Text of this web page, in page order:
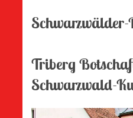
Schwarzwälder-
Triberg
Schwarzwald-